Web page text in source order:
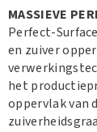
MASSIEVE
Perfect-
en zuiver
het
oppervlak van